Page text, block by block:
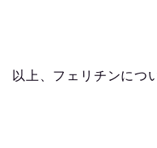
以上、フェリチンにつ